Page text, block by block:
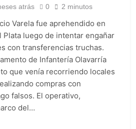
atrás 0 2 minutos
Varela fue aprehendido en
Plata luego de intentar engañar
con transferencias truchas.
de Infantería Olavarría
que venía recorriendo locales
compras con
falsos. El operativo,
del…